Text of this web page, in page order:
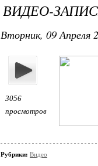
ВИДЕО-
Вторник, 09 Апреля
3056
просмотров
Рубрики: Видео